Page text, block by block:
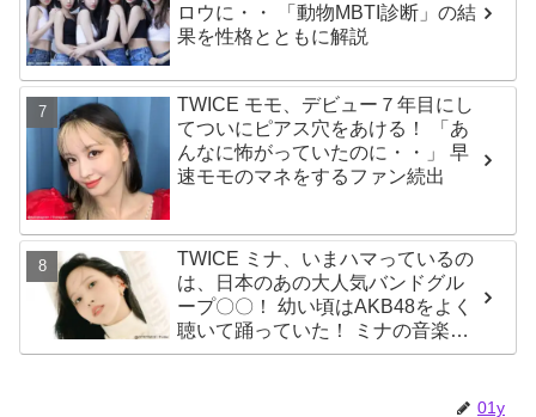
ロウに・・ 「動物MBTI診断」の結
果を性格とともに解説
TWICE モモ、デビュー７年目にし
てついにピアス穴をあける！ 「あ
んなに怖がっていたのに・・」 早
速モモのマネをするファン続出
TWICE ミナ、いまハマっているの
は、日本のあの大人気バンドグル
ープ〇〇！ 幼い頃はAKB48をよく
聴いて踊っていた！ ミナの音楽の
趣味が明らかに
01y